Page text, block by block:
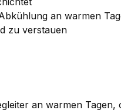
an warmen
zu verstauen
an warmen